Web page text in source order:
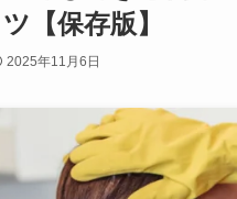
【保存版】
2025年11月6日